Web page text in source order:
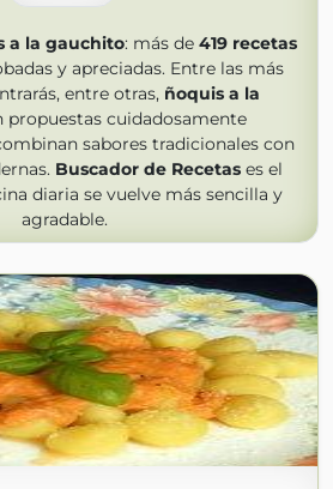
a la gauchito: más de 419 recetas
y apreciadas. Entre las más
entre otras, ñoquis a la
propuestas cuidadosamente
sabores tradicionales con
Buscador de Recetases el
diaria se vuelve más sencilla y
agradable.